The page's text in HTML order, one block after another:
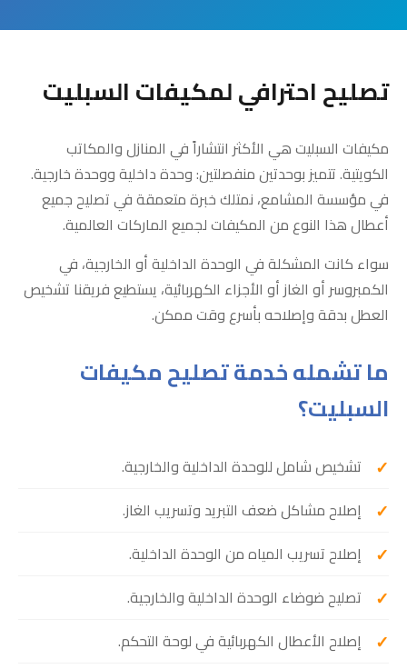
تصليح احترافي لمكيفات السبليت
مكيفات السبليت هي الأكثر انتشاراً في المنازل والمكاتب
الكويتية. تتميز بوحدتين منفصلتين: وحدة داخلية ووحدة خارجية.
في مؤسسة المشامع، نمتلك خبرة متعمقة في تصليح جميع
أعطال هذا النوع من المكيفات لجميع الماركات العالمية.
سواء كانت المشكلة في الوحدة الداخلية أو الخارجية، في
الكمبروسر أو الغاز أو الأجزاء الكهربائية، يستطيع فريقنا تشخيص
العطل بدقة وإصلاحه بأسرع وقت ممكن.
ما تشمله خدمة تصليح مكيفات
السبليت؟
تشخيص شامل للوحدة الداخلية والخارجية.
إصلاح مشاكل ضعف التبريد وتسريب الغاز.
إصلاح تسريب المياه من الوحدة الداخلية.
تصليح ضوضاء الوحدة الداخلية والخارجية.
إصلاح الأعطال الكهربائية في لوحة التحكم.